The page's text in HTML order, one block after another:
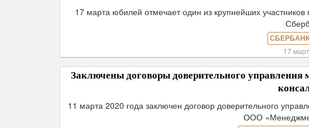
17 марта юбилей отмечает один из крупнейших
17
Заключены договоры доверительного
11 марта 2020 года заключен договор доверительного
ООО